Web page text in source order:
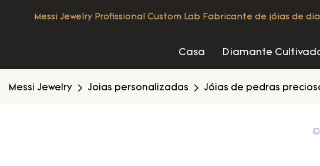
Messi Jewelry Profissional Custom Lab Fabricante de jóias de
Casa Diamante
Messi Jewelry Joias personalizadas Jóias de pedras